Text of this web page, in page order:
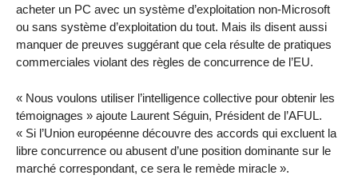
acheter un PC avec un système d’exploitation non-Microsoft
ou sans système d’exploitation du tout. Mais ils disent aussi
manquer de preuves suggérant que cela résulte de pratiques
commerciales violant des règles de concurrence de l’EU.
Nous voulons utiliser l’intelligence collective pour obtenir les
témoignages
ajoute Laurent Séguin, Président de l’AFUL.
Si l’Union européenne découvre des accords qui excluent la
libre concurrence ou abusent d’une position dominante sur le
marché correspondant, ce sera le remède miracle
.